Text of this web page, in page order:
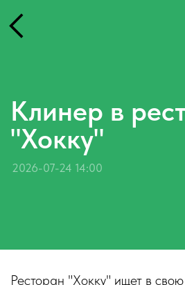
Клинер в
"Хокку"
2026-07-24 14:00
Ресторан "Хокку" ищет в